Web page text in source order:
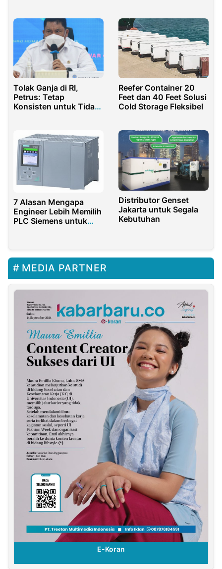
Tolak Ganja di RI,
Petrus: Tetap
Konsisten untuk Tidak
Reefer Container 20
Feet dan 40 Feet Solusi
Cold Storage Fleksibel
7 Alasan Mengapa
Engineer Lebih Memilih
PLC Siemens untuk
Distributor Genset
Jakarta untuk Segala
Kebutuhan
MEDIA PARTNER
E-Koran